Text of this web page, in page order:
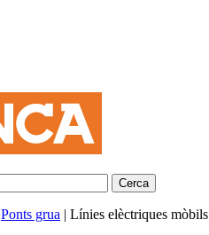
Ponts grua | Línies elèctriques mòbils